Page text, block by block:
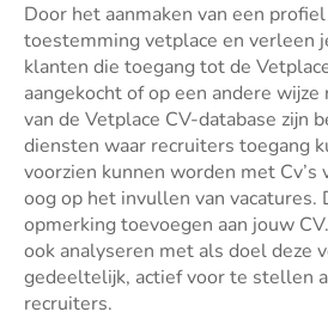
Door het aanmaken van een
toestemming vetplace en verleen
klanten die toegang tot de
aangekocht of op een andere
van de Vetplace CV-database zijn
diensten waar recruiters toegang
voorzien kunnen worden met Cv’s
oog op het invullen van vacatures.
opmerking toevoegen aan jouw
ook analyseren met als doel deze
gedeeltelijk, actief voor te stellen
recruiters.